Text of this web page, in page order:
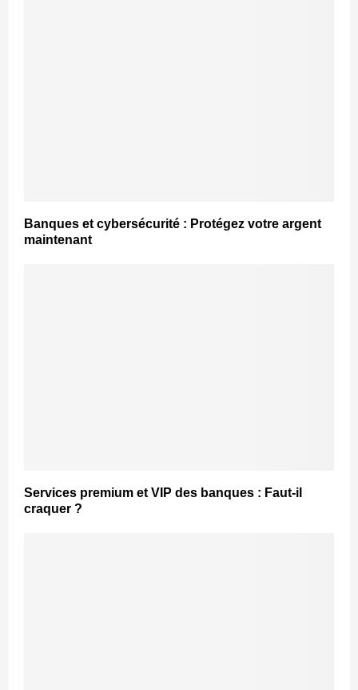
Banques et cybersécurité : Protégez votre argent
maintenant
Services premium et VIP des banques : Faut-il
craquer ?